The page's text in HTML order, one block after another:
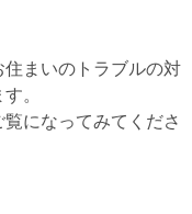
まいのトラブルの対
。
になってみてくださ